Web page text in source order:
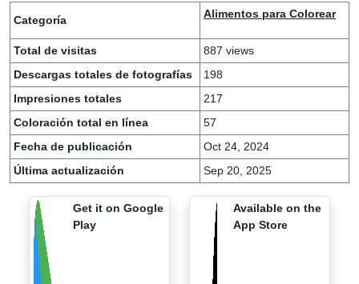
Categoría Alimentos para Colorear
Total de visitas
887 views
Descargas totales de fotografías
198
Impresiones totales
217
Coloración total en línea
57
Fecha de publicación
Oct 24, 2024
Última actualización
Sep 20, 2025
Get it on Google
Play
Available on the
App Store